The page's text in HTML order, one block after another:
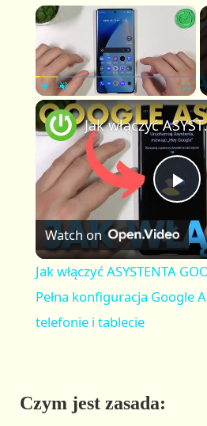
×
P
l n
m
u
l
l
c
e
e
n
P
l
a
Jak włączyć
Watch on
Jak włączyć ASYSTENTA
Pełna konfiguracja Google
telefonie i tablecie
Czym jest zasada: